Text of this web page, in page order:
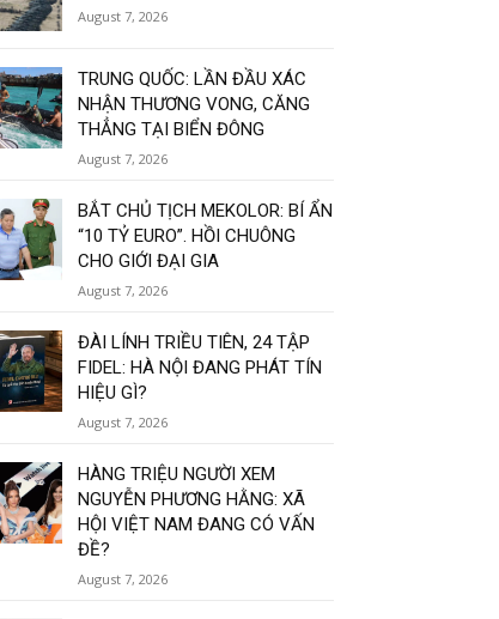
August 7, 2026
TRUNG QUỐC: LẦN ĐẦU XÁC
NHẬN THƯƠNG VONG, CĂNG
THẲNG TẠI BIỂN ĐÔNG
August 7, 2026
BẮT CHỦ TỊCH MEKOLOR: BÍ ẨN
“10 TỶ EURO”. HỒI CHUÔNG
CHO GIỚI ĐẠI GIA
August 7, 2026
ĐÀI LÍNH TRIỀU TIÊN, 24 TẬP
FIDEL: HÀ NỘI ĐANG PHÁT TÍN
HIỆU GÌ?
August 7, 2026
HÀNG TRIỆU NGƯỜI XEM
NGUYỄN PHƯƠNG HẰNG: XÃ
HỘI VIỆT NAM ĐANG CÓ VẤN
ĐỀ?
August 7, 2026